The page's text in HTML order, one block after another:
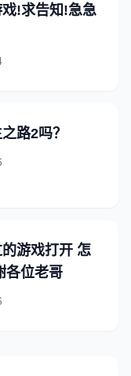
!求告知!急急
路2吗？
游戏打开 怎
各位老哥